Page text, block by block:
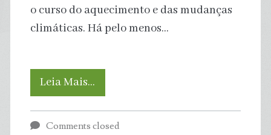
o curso do aquecimento e das mudanças
climáticas. Há pelo menos…
Leia Mais…
a
Comments closed